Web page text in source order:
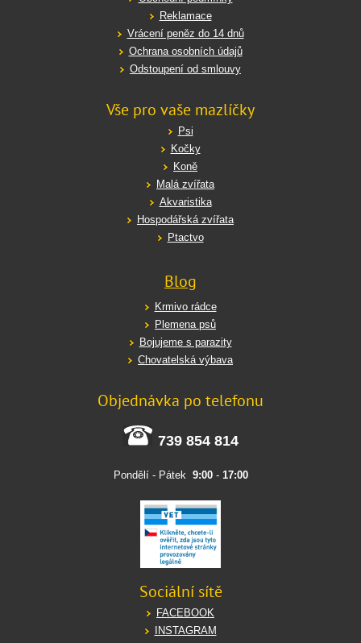
Reklamace
Vrácení peněz do 14 dnů
Ochrana osobních údajů
Odstoupení od smlouvy
Vše pro vaše mazlíčky
Psi
Kočky
Koně
Malá zvířata
Akvaristika
Hospodářská zvířata
Ptactvo
Blog
Krmivo rádce
Plemena psů
Bojujeme s parazity
Chovatelská výbava
Objednávka po telefonu
739 854 814
Pondělí - Pátek 9:00- 17:00
Sociální sítě
FACEBOOK
INSTAGRAM